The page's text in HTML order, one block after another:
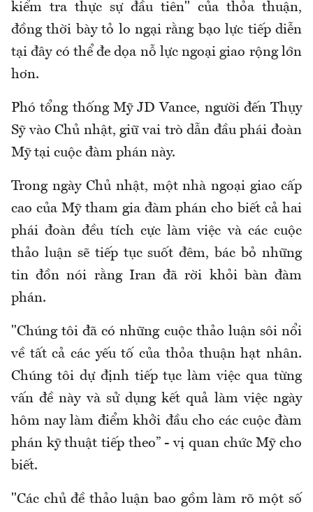
kiểm tra thực sự đầu tiên" của thỏa thuận,
đồng thời bày tỏ lo ngại rằng bạo lực tiếp diễn
tại đây có thể đe dọa nỗ lực ngoại giao rộng lớn
hơn.
Phó tổng thống Mỹ JD Vance, người đến Thụy
Sỹ vào Chủ nhật, giữ vai trò dẫn đầu phái đoàn
Mỹ tại cuộc đàm phán này.
Trong ngày Chủ nhật, một nhà ngoại giao cấp
cao của Mỹ tham gia đàm phán cho biết cả hai
phái đoàn đều tích cực làm việc và các cuộc
thảo luận sẽ tiếp tục suốt đêm, bác bỏ những
tin đồn nói rằng Iran đã rời khỏi bàn đàm
phán.
"Chúng tôi đã có những cuộc thảo luận sôi nổi
về tất cả các yếu tố của thỏa thuận hạt nhân.
Chúng tôi dự định tiếp tục làm việc qua từng
vấn đề này và sử dụng kết quả làm việc ngày
hôm nay làm điểm khởi đầu cho các cuộc đàm
phán kỹ thuật tiếp theo” - vị quan chức Mỹ cho
biết.
"Các chủ đề thảo luận bao gồm làm rõ một số